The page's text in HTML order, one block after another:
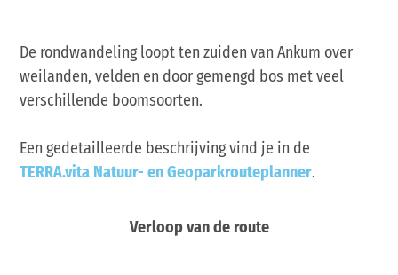
De rondwandeling loopt ten zuiden van Ankum over
weilanden, velden en door gemengd bos met veel
verschillende boomsoorten.
Een gedetailleerde beschrijving vind je in de
TERRA.vita Natuur- en Geoparkrouteplanner.
Verloop van de route